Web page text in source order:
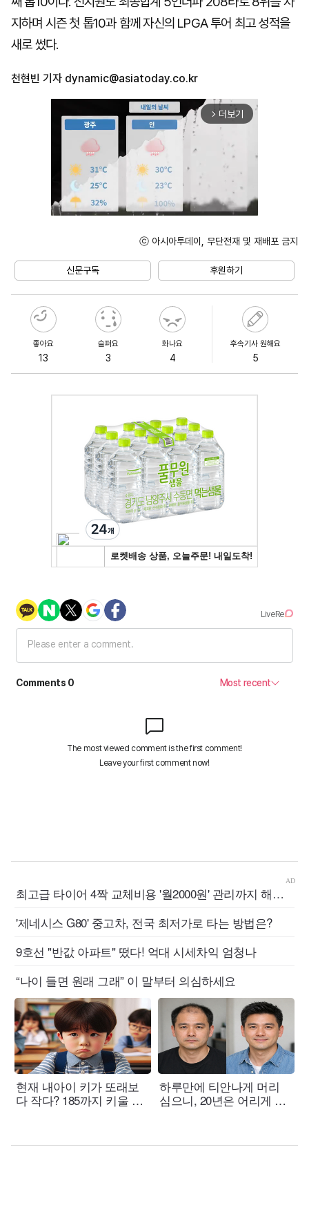
지하며 시즌 첫 톱10과 함께 자신의 LPGA 투어 최고 성적을
새로 썼다.
천현빈 기자 dynamic@asiatoday.co.kr
arrow_forward_ios 더보기
ⓒ 아시아투데이, 무단전재 및 재배포 금지
신문구독 후원하기
좋아요
13
슬퍼요
3
화나요
4
후속기사 원해요
5